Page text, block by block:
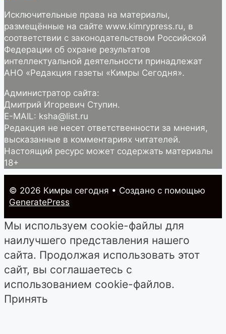
Исключительные права на материалы,
размещённые на сайте www.kimrypress.ru, в
соответствии с законодательством Российской
Федерации об охране результатов
интеллектуальной деятельности принадлежат
АНО «Редакция газеты «Кимры Сегодня».
Администратор сайта:
Дмитрий Игоревич Ступин.
E-MAIL: ksha@list.ru
Редакция не несет ответственности за мнения,
высказанные в комментариях читателей.
Настоящий ресурс может содержать материалы
18+
© 2026 Кимры cегодня • Создано с помощью
GeneratePress
Мы используем cookie-файлы для
наилучшего представления нашего
сайта. Продолжая использовать этот
сайт, вы соглашаетесь с
использованием cookie-файлов.
Принять